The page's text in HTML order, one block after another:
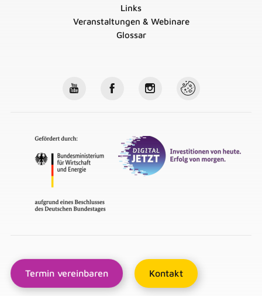
Links
Veranstaltungen & Webinare
Glossar
Termin vereinbaren Kontakt